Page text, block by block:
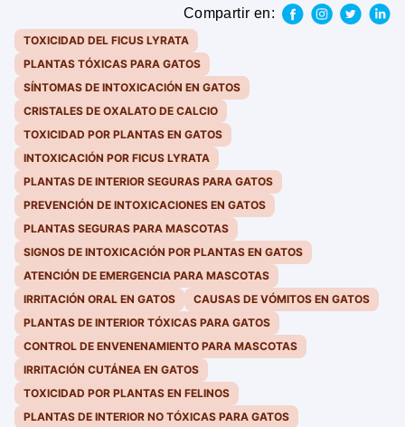
Compartir en:
TOXICIDAD DEL FICUS LYRATA
PLANTAS TÓXICAS PARA GATOS
SÍNTOMAS DE INTOXICACIÓN EN GATOS
CRISTALES DE OXALATO DE CALCIO
TOXICIDAD POR PLANTAS EN GATOS
INTOXICACIÓN POR FICUS LYRATA
PLANTAS DE INTERIOR SEGURAS PARA GATOS
PREVENCIÓN DE INTOXICACIONES EN GATOS
PLANTAS SEGURAS PARA MASCOTAS
SIGNOS DE INTOXICACIÓN POR PLANTAS EN GATOS
ATENCIÓN DE EMERGENCIA PARA MASCOTAS
IRRITACIÓN ORAL EN GATOS
CAUSAS DE VÓMITOS EN GATOS
PLANTAS DE INTERIOR TÓXICAS PARA GATOS
CONTROL DE ENVENENAMIENTO PARA MASCOTAS
IRRITACIÓN CUTÁNEA EN GATOS
TOXICIDAD POR PLANTAS EN FELINOS
PLANTAS DE INTERIOR NO TÓXICAS PARA GATOS